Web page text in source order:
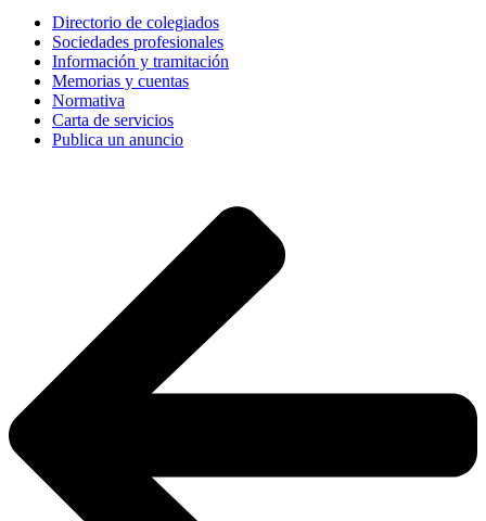
Directorio de colegiados
Sociedades profesionales
Información y tramitación
Memorias y cuentas
Normativa
Carta de servicios
Publica un anuncio